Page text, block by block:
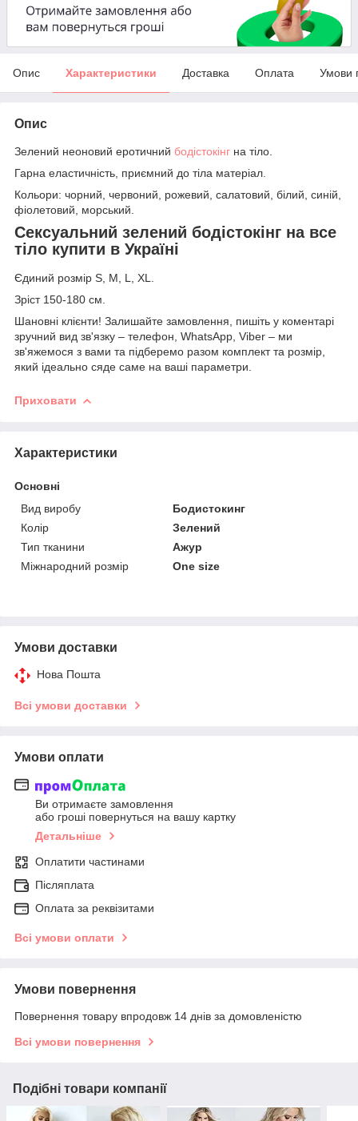
Опис Характеристики Доставка Оплата Умови
Опис
Зелений неоновий еротичний бодістокінг на тіло.
Гарна еластичність, приємний до тіла матеріал.
Кольори: чорний, червоний, рожевий, салатовий, білий, синій,
фіолетовий, морський.
Сексуальний зелений бодістокінг на все
тіло купити в Україні
Єдиний розмір S, M, L, XL.
Зріст 150-180 см.
Шановні клієнти! Залишайте замовлення, пишіть у коментарі
зручний вид зв'язку – телефон, WhatsApp, Viber – ми
зв'яжемося з вами та підберемо разом комплект та розмір,
який ідеально сяде саме на ваші параметри.
Приховати
Характеристики
Основні
Вид виробу
Бодистокинг
Колір
Зелений
Тип тканини
Ажур
Міжнародний розмір
One size
Умови доставки
Нова Пошта
Всі умови доставки
Умови оплати
Ви отримаєте замовлення
або гроші повернуться на вашу картку
Детальніше
Оплатити частинами
Післяплата
Оплата за реквізитами
Всі умови оплати
Умови повернення
Повернення товару впродовж 14 днів за домовленістю
Всі умови повернення
Подібні товари компанії